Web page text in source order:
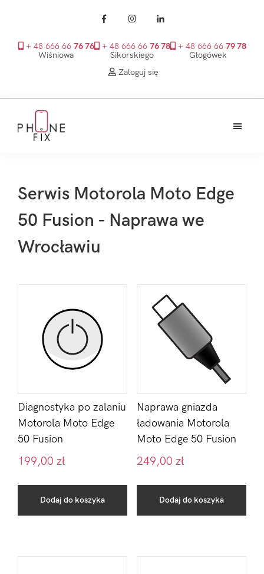
+ 48 666 66 76 76
Wiśniowa
+ 48 666 66 76 78
Sikorskiego
+ 48 666 66 79 78
Głogówek
Zaloguj się
głównego
Serwis Motorola Moto Edge
50 Fusion - Naprawa we
Wrocławiu
Diagnostyka po zalaniu
Motorola Moto Edge
50 Fusion
199,00 zł
Dodaj do koszyka
Naprawa gniazda
ładowania Motorola
Moto Edge 50 Fusion
249,00 zł
Dodaj do koszyka